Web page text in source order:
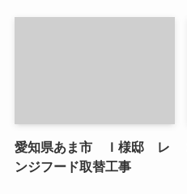
愛知県あま市 Ｉ様邸 レ
ンジフード取替工事